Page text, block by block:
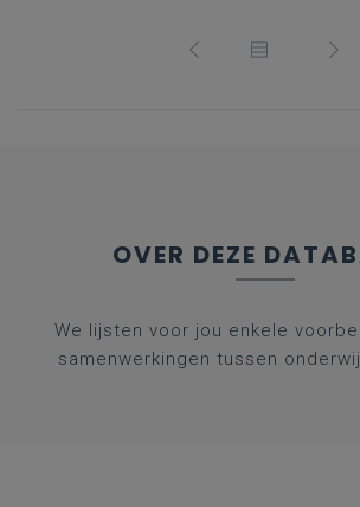
OVER DEZE
We lijsten voor jou enkele
samenwerkingen tussen